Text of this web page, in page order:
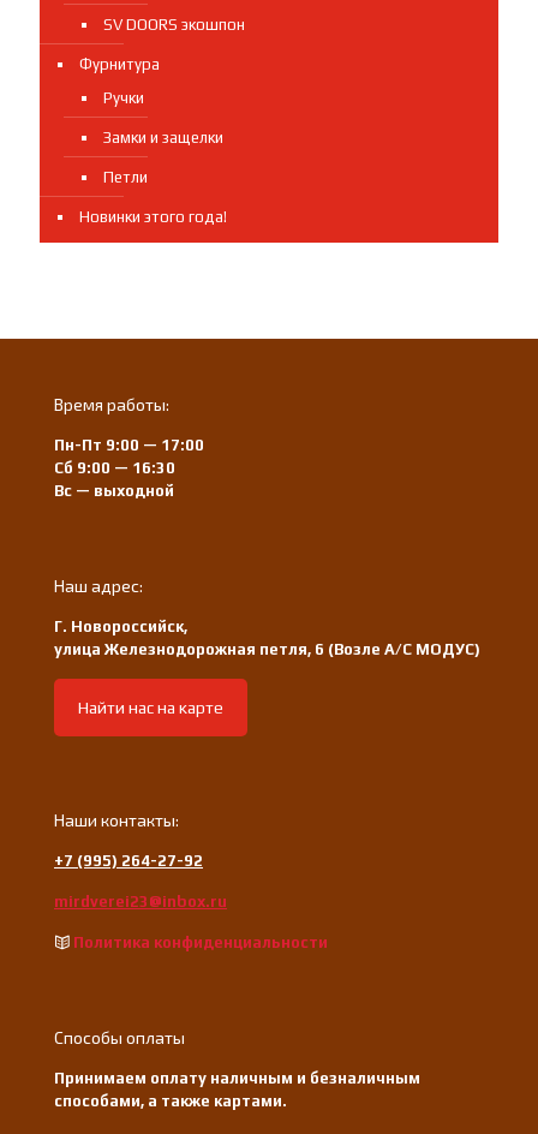
SV DOORS экошпон
Фурнитура
Ручки
Замки и защелки
Петли
Новинки этого года!
Время работы:
Пн-Пт 9:00 — 17:00
Сб 9:00 — 16:30
Вс — выходной
Наш адрес:
Г. Новороссийск,
улица Железнодорожная петля, 6 (Возле А/С МОДУС)
Найти нас на карте
Наши контакты:
+7 (995) 264-27-92
mirdverei23@inbox.ru
Политика конфиденциальности
Способы оплаты
Принимаем оплату наличным и безналичным
способами, а также картами.